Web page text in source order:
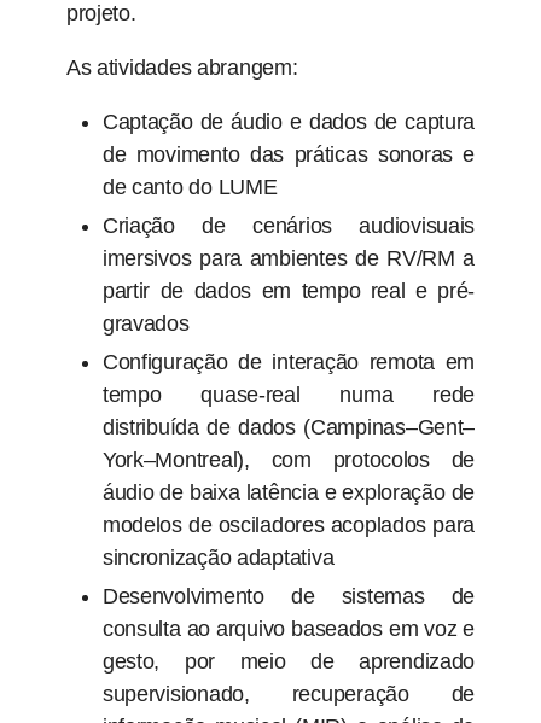
projeto.
As atividades abrangem:
Captação de áudio e dados de captura
de movimento das práticas sonoras e
de canto do LUME
Criação de cenários audiovisuais
imersivos para ambientes de RV/RM a
partir de dados em tempo real e pré-
gravados
Configuração de interação remota em
tempo quase-real numa rede
distribuída de dados (Campinas–Gent–
York–Montreal), com protocolos de
áudio de baixa latência e exploração de
modelos de osciladores acoplados para
sincronização adaptativa
Desenvolvimento de sistemas de
consulta ao arquivo baseados em voz e
gesto, por meio de aprendizado
supervisionado, recuperação de